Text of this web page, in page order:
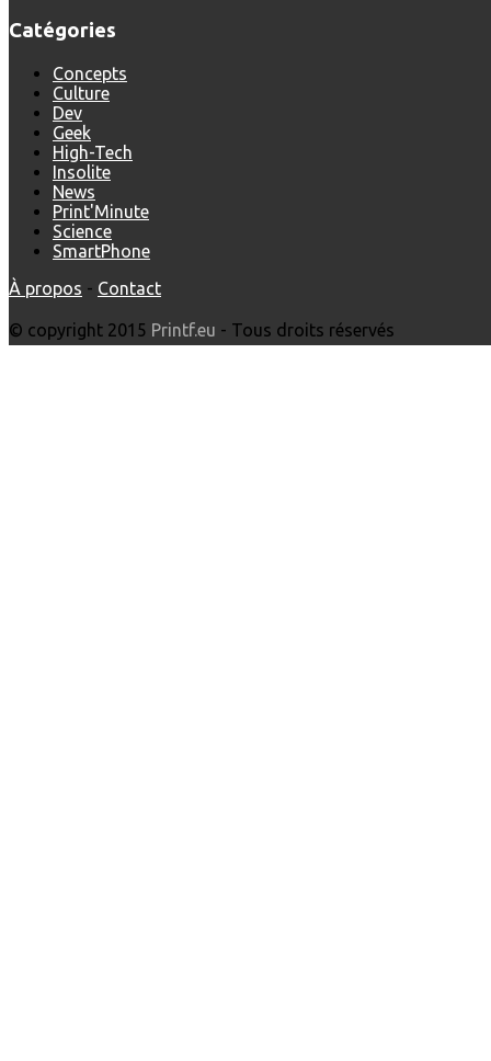
Catégories
Concepts
Culture
Dev
Geek
High-Tech
Insolite
News
Print'Minute
Science
SmartPhone
À propos - Contact
© copyright 2015 Printf.eu - Tous droits réservés